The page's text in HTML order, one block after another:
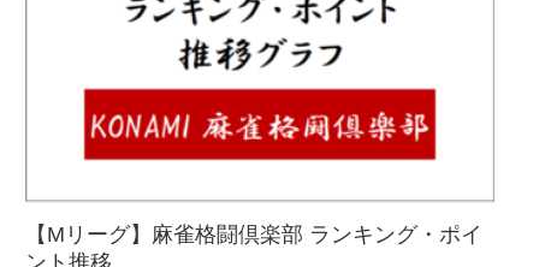
【Mリーグ】麻雀格闘倶楽部 ランキング・ポイ
ント推移